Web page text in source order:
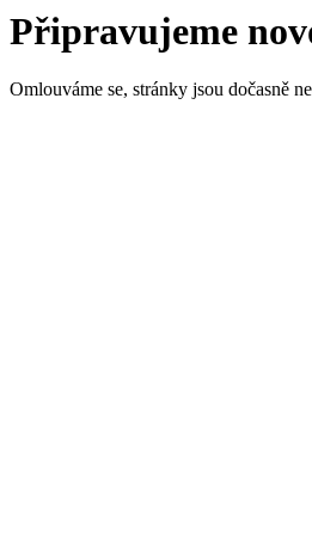
Připravujeme
Omlouváme se, stránky jsou dočasně